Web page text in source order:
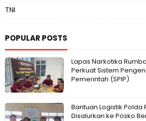
TNI
POPULAR POSTS
Lapas Narkotika
Perkuat Sistem
Pemerintah (SPIP)
Bantuan Logistik Polda
Disalurkan ke Posko